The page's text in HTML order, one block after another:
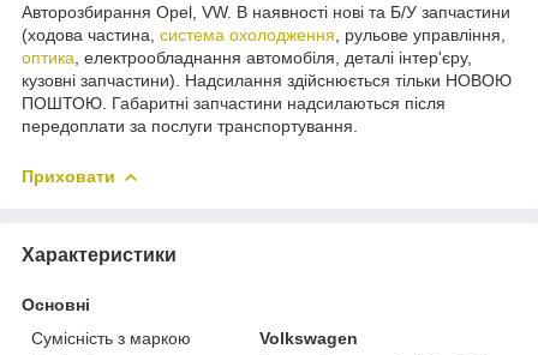
Авторозбирання Opel, VW. В наявності нові та Б/У запчастини
(ходова частина, система охолодження , рульове управління,
оптика , електрообладнання автомобіля, деталі інтер'єру,
кузовні запчастини). Надсилання здійснюється тільки НОВОЮ
ПОШТОЮ. Габаритні запчастини надсилаються після
передоплати за послуги транспортування.
Приховати
Характеристики
Основні
Сумісність з маркою
Volkswagen